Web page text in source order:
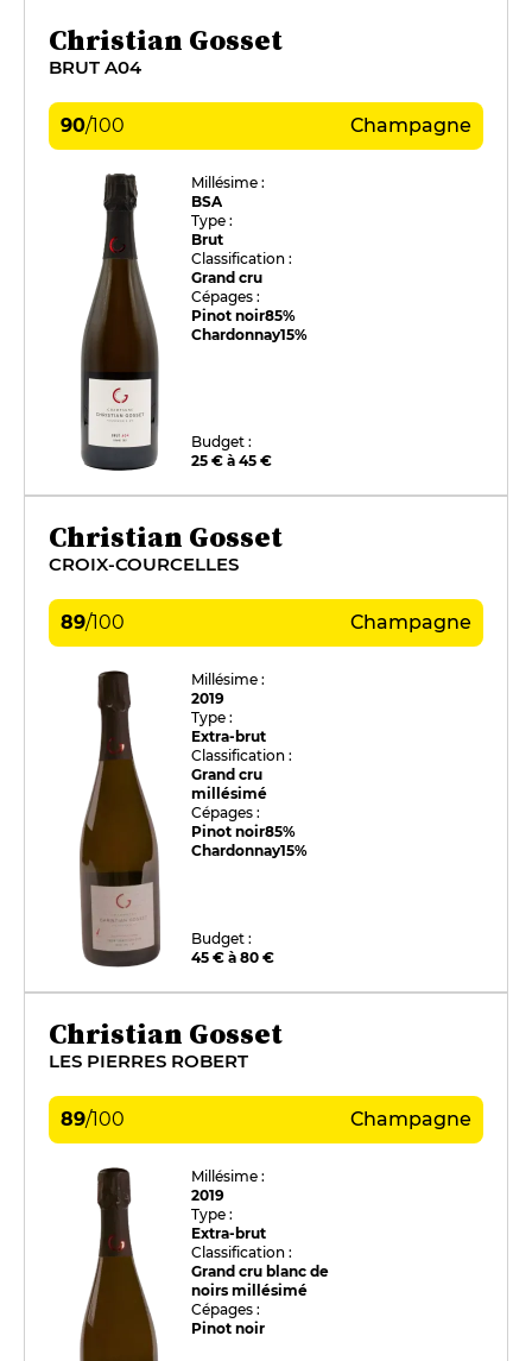
Christian Gosset
BRUT A04
90/100 Champagne
Millésime :
BSA
Type :
Brut
Classification :
Grand cru
Cépages :
Pinot noir85%
Chardonnay15%
Budget :
25 € à 45 €
Christian Gosset
CROIX-COURCELLES
89/100 Champagne
Millésime :
2019
Type :
Extra-brut
Classification :
Grand cru
millésimé
Cépages :
Pinot noir85%
Chardonnay15%
Budget :
45 € à 80 €
Christian Gosset
LES PIERRES ROBERT
89/100 Champagne
Millésime :
2019
Type :
Extra-brut
Classification :
Grand cru blanc de
noirs millésimé
Cépages :
Pinot noir